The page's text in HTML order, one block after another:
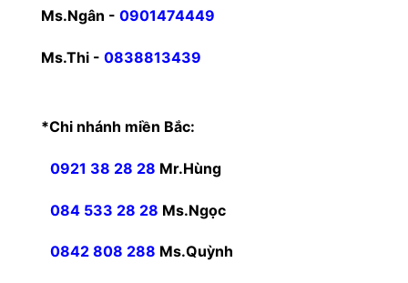
Ms.Ngân - 0901474449
Ms.Thi - 0838813439
*Chi nhánh miền Bắc:
0921 38 28 28 Mr.Hùng
084 533 28 28 Ms.Ngọc
0842 808 288 Ms.Quỳnh